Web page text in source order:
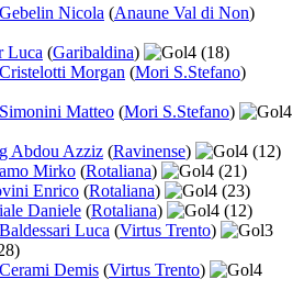
Gebelin Nicola (Anaune Val di Non)
Luca (Garibaldina) 4 (18)
Cristelotti Morgan (Mori S.Stefano)
Simonini Matteo (Mori S.Stefano)
4
Abdou Azziz (Ravinense) 4 (12)
Mirko (Rotaliana) 4 (21)
Enrico (Rotaliana) 4 (23)
Daniele (Rotaliana) 4 (12)
Baldessari Luca (Virtus Trento)
3
Cerami Demis (Virtus Trento)
4